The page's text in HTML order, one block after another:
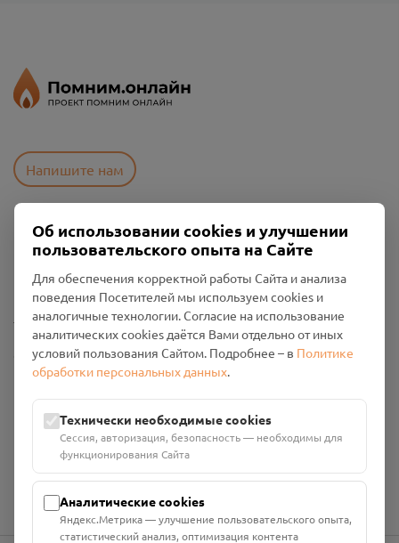
Напишите нам
Пользовательское соглашение
Политика конфиденциальности
Промо-материалы
Настройки cookies
Общество с ограниченной ответственностью «Смоленский
Проект Помним»
Юридический адрес: 216790, Смоленская область, р-н
Руднянский, г. Рудня, улица Западная, д. 26А, пом. 18
Номер счёта: 40702810901130004287 в АО "АЛЬФА-БАНК"
Кор. счёт: 30101810200000000593
Об использовании cookies и улучшении
пользовательского опыта на Сайте
Для обеспечения корректной работы Сайта и анализа
поведения Посетителей мы используем cookies и
аналогичные технологии. Согласие на использование
аналитических cookies даётся Вами отдельно от иных
условий пользования Сайтом. Подробнее – в Политике
обработки персональных данных.
Технически необходимые cookies
Сессия, авторизация, безопасность — необходимы для
функционирования Сайта
Аналитические cookies
Яндекс.Метрика — улучшение пользовательского опыта,
статистический анализ, оптимизация контента